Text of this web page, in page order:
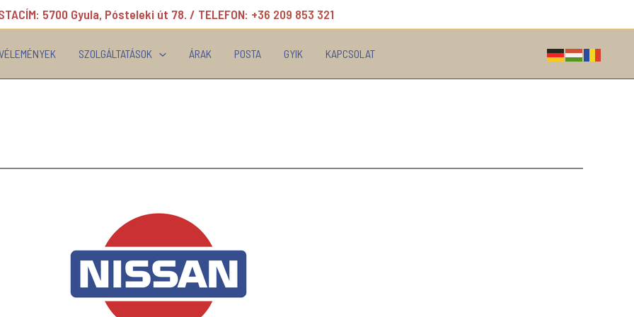
5700 Gyula, Pósteleki út 78. / TELEFON: +36 209 853 321
SZOLGÁLTATÁSOK ÁRAK POSTA GYIK KAPCSOLAT